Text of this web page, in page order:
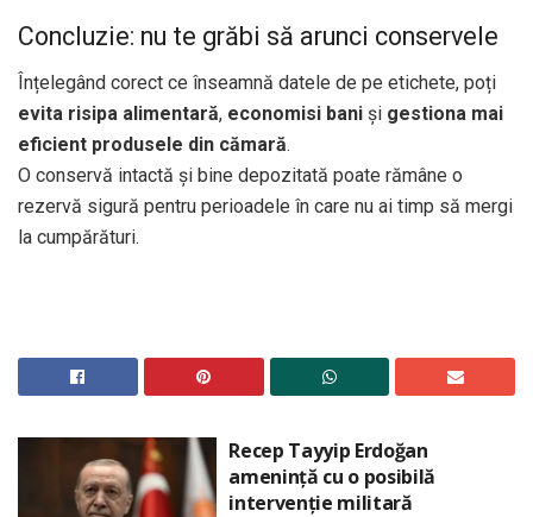
Concluzie: nu te grăbi să arunci conservele
Înțelegând corect ce înseamnă datele de pe etichete, poți
evita risipa alimentară, economisi bani și gestiona mai
eficient produsele din cămară.
O conservă intactă și bine depozitată poate rămâne o
rezervă sigură pentru perioadele în care nu ai timp să mergi
la cumpărături.
Recep Tayyip Erdoğan
amenință cu o posibilă
intervenție militară